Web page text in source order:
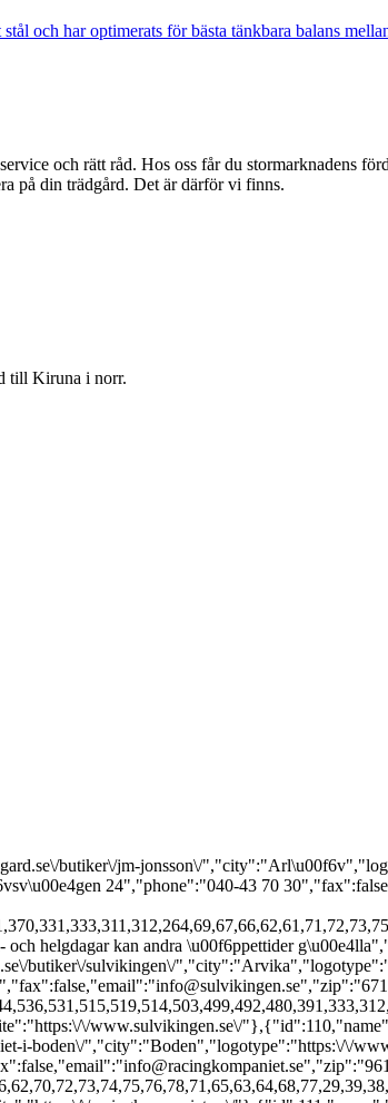
och har optimerats för bästa tänkbara balans
och rätt råd. Hos oss får du stormarknadens
på din trädgård. Det är därför vi finns.
till Kiruna i norr.
afton- och helgdagar kan andra \u00f6ppettider g\u00e4lla","SP_site":"https:\/\/www.bollnasmotorfritid.se\/"},{"id":112,"name":"Borgholms Motorteknik","url":"https:\/\/www.qctradgard.se\/butiker\/borgholms-motorteknik-ab\/","city":"Borgholm","logotype":"https:\/\/www.qctradgard.se\/wp-content\/uploads\/2025\/04\/500_borgholm.svg","adress":"Hammarv\u00e4gen 3","phone":"0485-102 92","fax":false,"email":"borgholmsmotorteknik@telia.com","zip":"387 35","lat":"56.8800863","long":"16.6688824","SP_P":[1894,1892,1888,1890,1865,1860,1859,1857,1846,1810,1808,1703,1765,1763,1761,1759,1743,1742,1740,1739,1737,1735,1733,1731,1727,1725,1723,1721,1719,1717,1715,1713,1711,1709,1706,1702,71,398,393,391,370,331,333,311,312,264,78,76,75,74,73,72,59,29,56,55,54,50,42,40,33,26,41,57,18,22,23,24],"SP_o_1":"09:00","SP_c_1":"18:00","SP_o_2":"09:00","SP_c_2":"18:00","SP_o_3":"09:00","SP_c_3":"18:00","SP_o_4":"09:00","SP_c_4":"18:00","SP_o_5":"09:00","SP_c_5":"18:00","SP_o_6":"10:00","SP_c_6":"14:00","SP_o_7":"","SP_c_7":"","SP_other":"","SP_other_global":"Vid afton- och helgdagar kan andra \u00f6ppettider g\u00e4lla","SP_site":"https:\/\/borgholmsmotorteknik.se\/"},{"id":113,"name":"S\u00e5g & Motor i Broby","url":"https:\/\/www.qctradgard.se\/butiker\/sag-motor-i-broby-ab\/","city":"Broby","logotype":"https:\/\/www.qctradgard.se\/wp-content\/uploads\/2025\/04\/500_broby.svg","adress":"Njurav\u00e4gen 1","phone":"044-413 76","fax":false,"email":"sag.motor.broby@telia.com","zip":"289 43","lat":"56.2794915","long":"14.0721927","SP_P":{"0":1894,"1":1892,"2":1888,"4":1703,"5":1768,"6":1766,"7":1731,"8":1717,"9":1715,"10":1713,"11":1711,"12":1709,"13":1706,"14":1702,"15":554,"16":553,"17":544,"18":536,"19":531,"20":515,"21":519,"22":514,"23":503,"24":499,"25":492,"26":480,"27":370,"28":331,"29":333,"30":311,"31":312,"32":264,"33":70,"34":68,"35":65,"36":61,"37":78,"38":62,"39":66,"40":67,"41":69,"42":74,"43":73,"44":72,"45":43,"46":44,"47":45,"48":59,"49":32,"50":31,"51":30,"52":29,"53":46,"54":47,"55":48,"56":56,"57":55,"58":54,"59":50,"60":42,"61":40,"62":33,"63":26,"64":41,"65":57,"66":49,"67":51,"68":52,"69":53,"70":58,"71":60,"72":18,"73":22,"74":23,"75":24},"SP_o_1":"08:00","SP_c_1":"17:00","SP_o_2":"08:00","SP_c_2":"17:00","SP_o_3":"08:00","SP_c_3":"17:00","SP_o_4":"08:00","SP_c_4":"17:00","SP_o_5":"08:00","SP_c_5":"17:00","SP_o_6":"","SP_c_6":"","SP_o_7":"","SP_c_7":"","SP_other":"L\u00f6rdags\u00f6ppet 08:00 - 17:00, april - juni","SP_other_global":"Vid afton- och helgdagar kan andra \u00f6ppettider g\u00e4lla","SP_site":""},{"id":1625,"name":"Jaco Maskinservice Eksh\u00e4rad","url":"https:\/\/www.qctradgard.se\/butiker\/jaco-maskinservice-eksharad\/","city":"Eksh\u00e4rad","logotype":"https:\/\/www.qctradgard.se\/wp-content\/uploads\/2025\/04\/jaco.svg","adress":"Norev\u00e4gen 6","phone":"0563-32 24 40","fax":false,"email":"info@jacomaskin.se","zip":"683